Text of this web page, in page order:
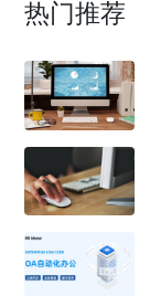
热门推荐